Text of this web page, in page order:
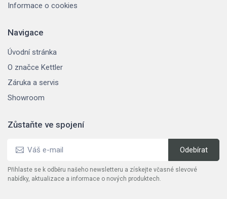
Informace o cookies
Navigace
Úvodní stránka
O značce Kettler
Záruka a servis
Showroom
Zůstaňte ve spojení
Přihlaste se k odběru našeho newsletteru a získejte včasné slevové
nabídky, aktualizace a informace o nových produktech.